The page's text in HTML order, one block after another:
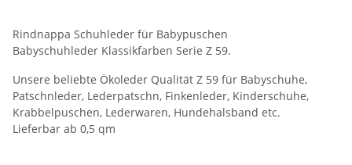
Rindnappa Schuhleder für Babypuschen
Babyschuhleder Klassikfarben Serie Z 59.
Unsere beliebte Ökoleder Qualität Z 59 für Babyschuhe,
Patschnleder, Lederpatschn, Finkenleder, Kinderschuhe,
Krabbelpuschen, Lederwaren, Hundehalsband etc.
Lieferbar ab 0,5 qm